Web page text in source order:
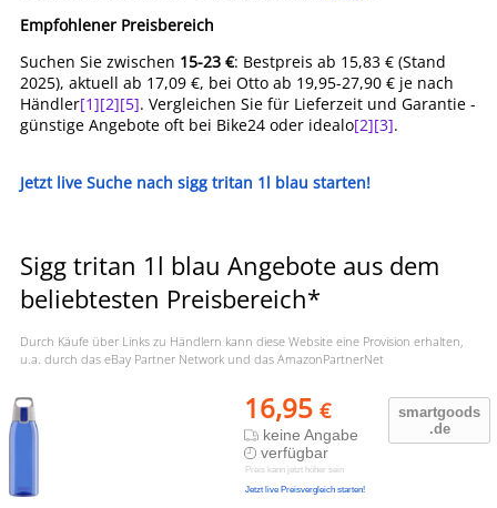
Empfohlener Preisbereich
Suchen Sie zwischen 15-23 €: Bestpreis ab 15,83 € (Stand
2025), aktuell ab 17,09 €, bei Otto ab 19,95-27,90 € je nach
Händler[1][2][5]. Vergleichen Sie für Lieferzeit und Garantie -
günstige Angebote oft bei Bike24 oder idealo[2][3].
Jetzt live Suche nach sigg tritan 1l blau starten!
Sigg tritan 1l blau Angebote aus dem
beliebtesten Preisbereich*
Durch Käufe über Links zu Händlern kann diese Website eine Provision erhalten,
u.a. durch das eBay Partner Network und das AmazonPartnerNet
smartgoods
.de
16,95 €
keine Angabe
verfügbar
Preis kann jetzt höher sein
Jetzt live Preisvergleich starten!